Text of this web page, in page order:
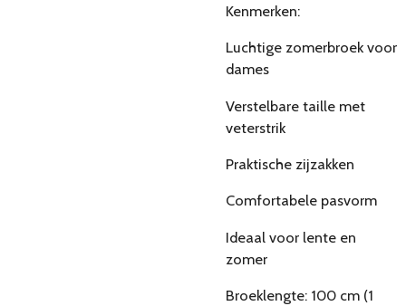
Kenmerken:
Luchtige zomerbroek voor
dames
Verstelbare taille met
veterstrik
Praktische zijzakken
Comfortabele pasvorm
Ideaal voor lente en
zomer
Broeklengte: 100 cm (1